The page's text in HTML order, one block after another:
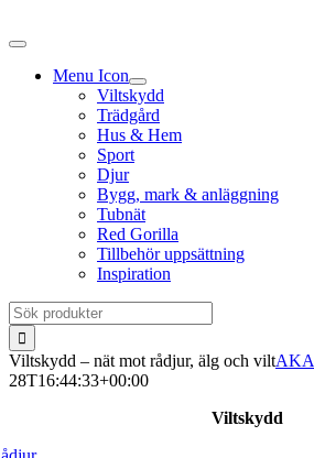
till
Menu Icon
Viltskydd
Trädgård
Hus & Hem
Sport
Djur
Bygg, mark & anläggning
Tubnät
Red Gorilla
Tillbehör uppsättning
Inspiration
Sök
efter:
Viltskydd – nät mot rådjur, älg och viltAKA
28T16:44:33+00:00
Viltskydd